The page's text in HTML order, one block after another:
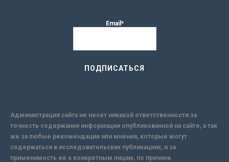
Email*
Администрация сайта не несет никакой ответственности за
точность содержания информации опубликованной на сайте, а так
же за любые рекомендации или мнения, которые могут
содержаться в исследовательских публикациях, и за
применимость её к конкретным лицам, по причине